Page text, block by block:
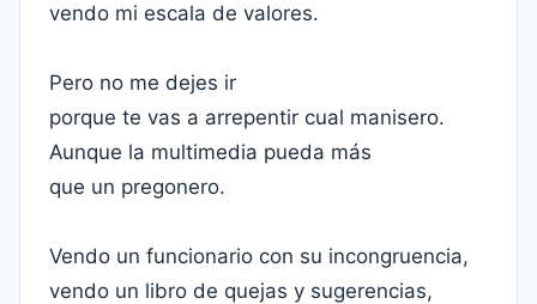
vendo mi escala de valores.
Pero no me dejes ir
porque te vas a arrepentir cual manisero.
Aunque la multimedia pueda más
que un pregonero.
Vendo un funcionario con su incongruencia,
vendo un libro de quejas y sugerencias,